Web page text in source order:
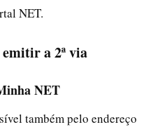
NET.
a 2ª via
NET
também pelo endereço